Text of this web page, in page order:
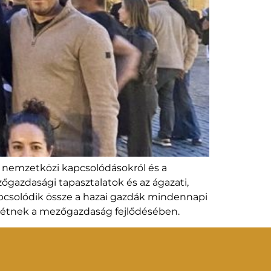
kapcsolódásokról és a
tapasztalatok és az ágazati,
össze a hazai gazdák mindennapi
a mezőgazdaság fejlődésében.